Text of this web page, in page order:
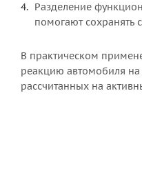
Разделение
помогают сохранять
В практическом
реакцию автомобиля
рассчитанных на